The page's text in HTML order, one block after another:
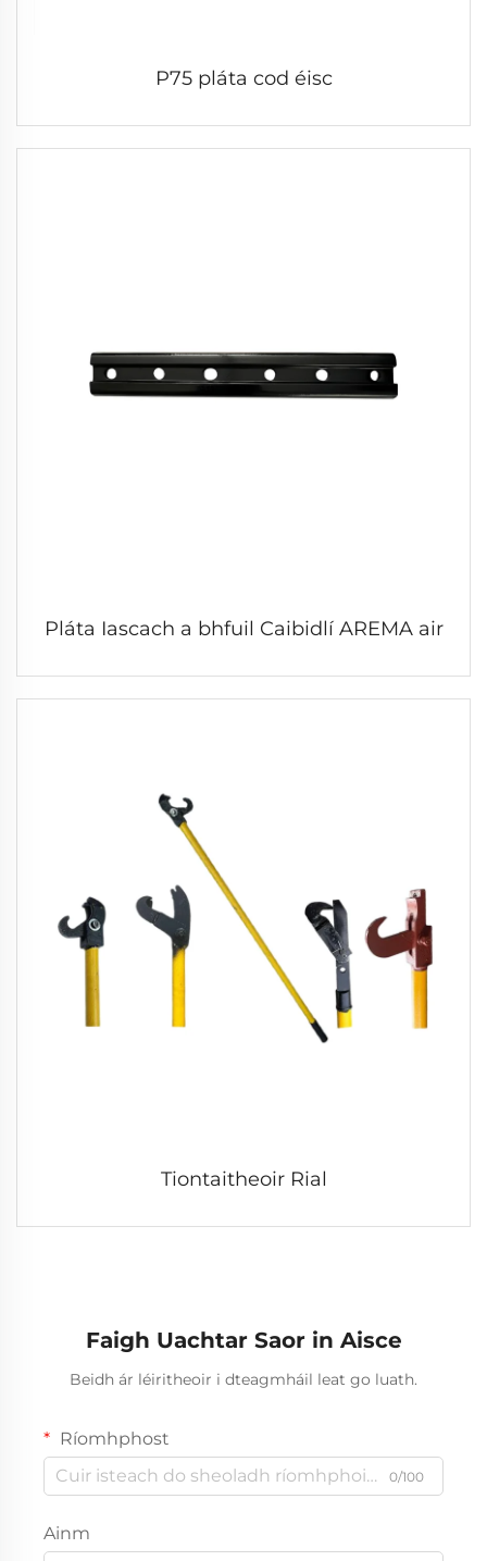
P75 pláta cod éisc
Pláta Iascach a bhfuil Caibidlí AREMA air
Tiontaitheoir Rial
Faigh Uachtar Saor in Aisce
Beidh ár léiritheoir i dteagmháil leat go luath.
Ríomhphost
0/100
Ainm